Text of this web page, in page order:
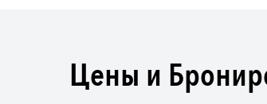
Цены и